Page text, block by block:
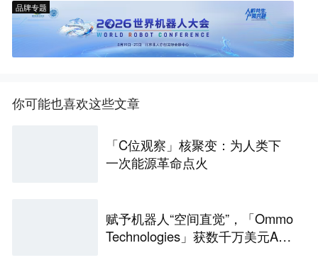
品牌专题
你可能也喜欢这些文章
「C位观察」核聚变：为人类下
一次能源革命点火
赋予机器人“空间直觉”，「Ommo
Technologies」获数千万美元A轮